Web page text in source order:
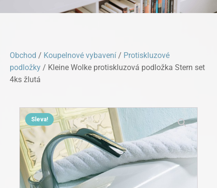
Obchod / Koupelnové vybavení / Protiskluzové
podložky / Kleine Wolke protiskluzová podložka Stern set
4ks žlutá
Sleva!